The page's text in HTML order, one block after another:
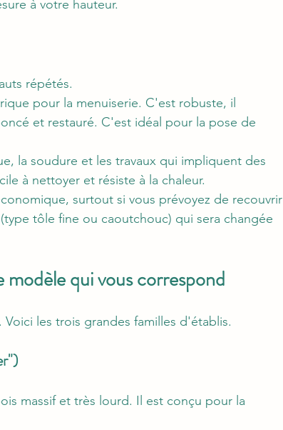
à votre hauteur.
répétés.
pour la menuiserie. C'est robuste, il
et restauré. C'est idéal pour la pose de
la soudure et les travaux qui impliquent des
à nettoyer et résiste à la chaleur.
surtout si vous prévoyez de recouvrir
(type tôle fine ou caoutchouc) qui sera changée
modèle qui vous correspond
les trois grandes familles d'établis.
massif et très lourd. Il est conçu pour la